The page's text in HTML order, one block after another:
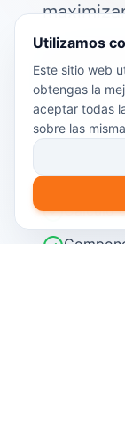
📖
Cómo
Ayudas
2026
Cálculo
Utilizamos
Este sitio web
obtengas la
aceptar todas
sobre las